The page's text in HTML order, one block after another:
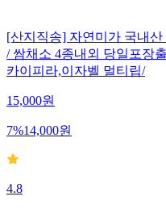
[산지직송] 자연미가 국내
/ 쌈채소 4종내외 당일포장
카이피라,이자벨 멀티립/
15,000원
7%14,000원
4.8